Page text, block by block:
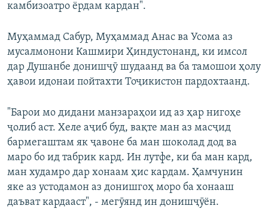
камбизоатро ёрдам кардан".
Муҳаммад Сабур, Муҳаммад Анас ва Усома аз
мусалмонони Кашмири Ҳиндустонанд, ки имсол
дар Душанбе донишҷӯ шудаанд ва ба тамошои ҳолу
ҳавои идонаи пойтахти Тоҷикистон пардохтаанд.
"Барои мо дидани манзараҳои ид аз ҳар нигоҳе
ҷолиб аст. Хеле аҷиб буд, вақте ман аз масҷид
бармегаштам як ҷавоне ба ман шоколад дод ва
маро бо ид табрик кард. Ин лутфе, ки ба ман кард,
ман худамро дар хонаам ҳис кардам. Ҳамчунин
яке аз устодамон аз донишгоҳ моро ба хонааш
даъват кардааст", - мегӯянд ин донишҷӯён.